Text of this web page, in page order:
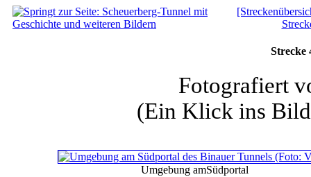
Strecke
Fotografiert
(Ein Klick ins
Umgebung amSüdportal